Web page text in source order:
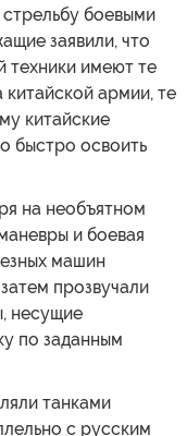
боевыми
заявили, что
техники имеют те
армии, те
китайские
быстро освоить
на необъятном
и боевая
машин
прозвучали
несущие
по заданным
танками
с русским